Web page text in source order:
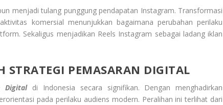
menjadi tulang punggung pendapatan Instagram. Transformasi
komersial menunjukkan bagaimana perubahan perilaku
Sekaligus menjadikan Reels Instagram sebagai ladang iklan
STRATEGI PEMASARAN DIGITAL
Digitaldi Indonesia secara signifikan. Dengan menghadirkan
pada perilaku audiens modern. Peralihan ini terlihat dari